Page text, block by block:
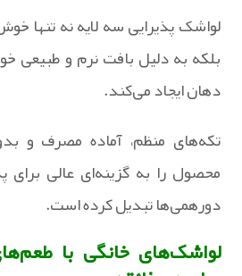
لواشک پذیرایی سه لایه نه تنها
بلکه به دلیل بافت نرم و
دهان ایجاد می‌کند.
تکه‌های منظم، آماده مصرف و
محصول را به گزینه‌ای عالی برای
دورهمی‌ها تبدیل کرده است.
لواشک‌های خانگی با